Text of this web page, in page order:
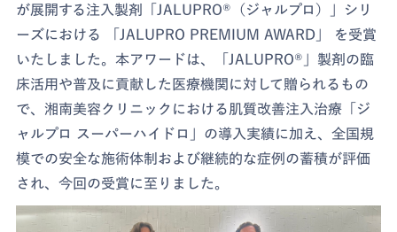
が展開する注入製剤「JALUPRO®（ジャルプロ）」シリ
ーズにおける 「JALUPRO PREMIUM AWARD」 を受賞
いたしました。本アワードは、「JALUPRO®」製剤の臨
床活用や普及に貢献した医療機関に対して贈られるもの
で、湘南美容クリニックにおける肌質改善注入治療「ジ
ャルプロ スーパーハイドロ」の導入実績に加え、全国規
模での安全な施術体制および継続的な症例の蓄積が評価
され、今回の受賞に至りました。